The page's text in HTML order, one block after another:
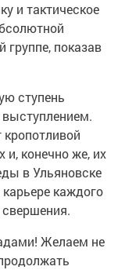
и тактическое
группе, показав
ступень
кропотливой
и, конечно же, их
в Ульяновске
каждого
Желаем не